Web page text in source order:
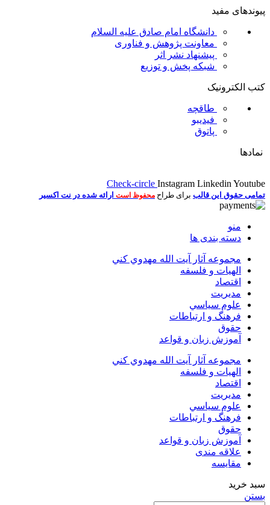
پیوندهای مفید
دانشگاه امام صادق علیه السلام
معاونت پژوهش و فناوری
پیشنهاد نشر اثر
شبکه پخش و توزیع
کتب الکترونیک
طاقچه
فیدیبو
پاتوق
نمادها
Check-circle Instagram Linkedin Youtube
تمامی حقوق این قالب برای طراح محفوظ است ارائه شده در نت اکسیر
منو
دسته بندی ها
مجموعه آثار آيت الله مهدوي كني
الهیات و فلسفه
اقتصاد
مديريت
علوم سياسي
فرهنگ و ارتباطات
حقوق
آموزش زبان و قواعد
مجموعه آثار آيت الله مهدوي كني
الهیات و فلسفه
اقتصاد
مديريت
علوم سياسي
فرهنگ و ارتباطات
حقوق
آموزش زبان و قواعد
علاقه مندی
مقایسه
سبد خرید
بستن